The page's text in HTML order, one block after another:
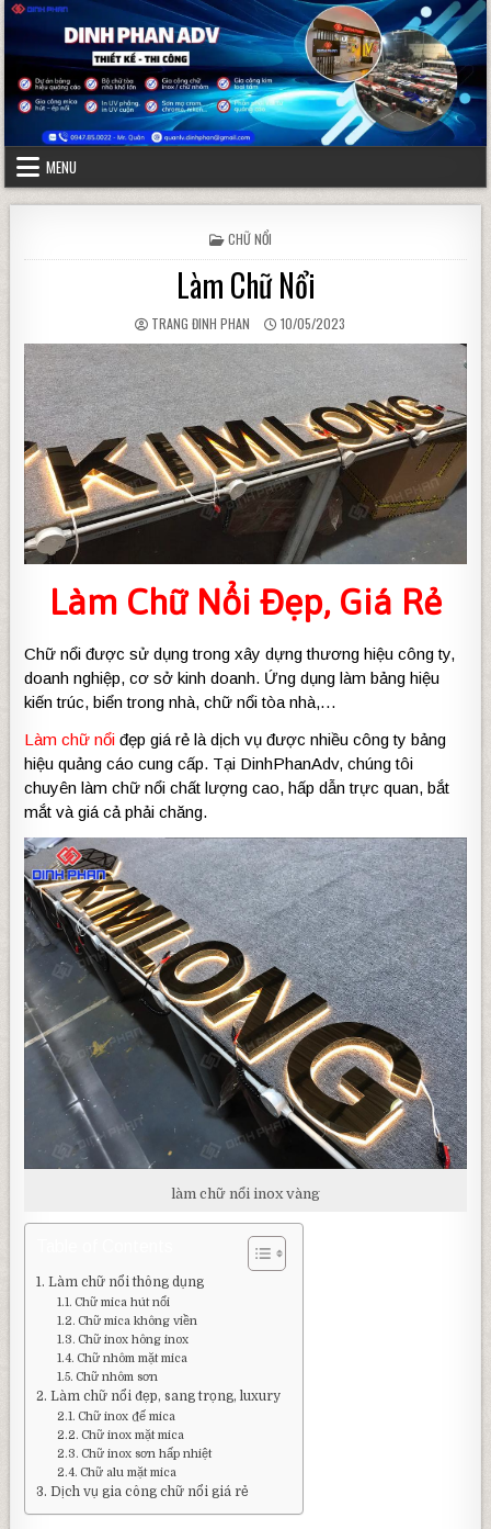
Skip to content
MENU
POSTED IN
CHỮ NỔI
Làm Chữ Nổi
AUTHOR:
TRANG ĐINH PHAN PUBLISHED DATE:
10/05/2023
Làm Chữ Nổi Đẹp, Giá Rẻ
Chữ nổi được sử dụng trong xây dựng thương hiệu công ty,
doanh nghiệp, cơ sở kinh doanh. Ứng dụng làm bảng hiệu
kiến trúc, biển trong nhà, chữ nổi tòa nhà,…
Làm chữ nổi đẹp giá rẻ là dịch vụ được nhiều công ty bảng
hiệu quảng cáo cung cấp. Tại DinhPhanAdv, chúng tôi
chuyên làm chữ nổi chất lượng cao, hấp dẫn trực quan, bắt
mắt và giá cả phải chăng.
làm chữ nổi inox vàng
Làm chữ nổi thông dụng
Chữ mica hút nổi
Chữ mica không viền
Chữ inox hông inox
Chữ nhôm mặt mica
Chữ nhôm sơn
Làm chữ nổi đẹp, sang trọng, luxury
Chữ inox đế mica
Chữ inox mặt mica
Chữ inox sơn hấp nhiệt
Chữ alu mặt mica
Dịch vụ gia công chữ nổi giá rẻ